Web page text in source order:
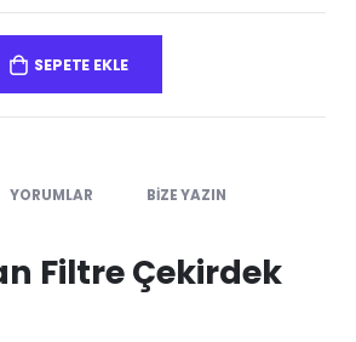
SEPETE EKLE
YORUMLAR BIZE YAZIN
Filtre Çekirdek